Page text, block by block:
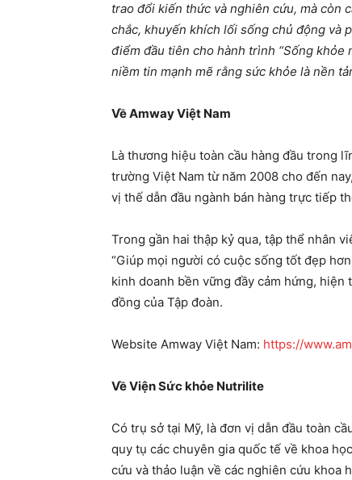
trao đổi kiến thức và nghiên cứu, mà còn
chắc, khuyến khích lối sống chủ động và
điểm đầu tiên cho hành trình “Sống khỏe
niềm tin mạnh mẽ rằng sức khỏe là nền
Về Amway Việt Nam
Là thương hiệu toàn cầu hàng đầu trong
trường Việt Nam từ năm 2008 cho đến
vị thế dẫn đầu ngành bán hàng trực tiếp
Trong gần hai thập kỷ qua, tập thể nhân
“Giúp mọi người có cuộc sống tốt đẹp
kinh doanh bền vững đầy cảm hứng,
đồng của Tập đoàn.
Website Amway Việt Nam: https://
Về Viện Sức khỏe Nutrilite
Có trụ sở tại Mỹ, là đơn vị dẫn đầu toàn
quy tụ các chuyên gia quốc tế về khoa
cứu và thảo luận về các nghiên cứu khoa